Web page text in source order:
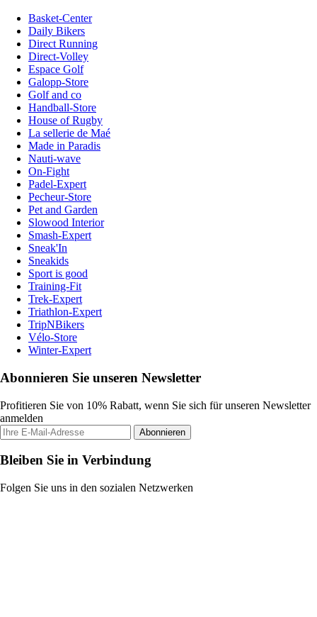
Basket-Center
Daily Bikers
Direct Running
Direct-Volley
Espace Golf
Galopp-Store
Golf and co
Handball-Store
House of Rugby
La sellerie de Maé
Made in Paradis
Nauti-wave
On-Fight
Padel-Expert
Pecheur-Store
Pet and Garden
Slowood Interior
Smash-Expert
Sneak'In
Sneakids
Sport is good
Training-Fit
Trek-Expert
Triathlon-Expert
TripNBikers
Vélo-Store
Winter-Expert
Abonnieren Sie unseren Newsletter
Profitieren Sie von 10% Rabatt, wenn Sie sich für unseren Newsletter
anmelden
Abonnieren
Bleiben Sie in Verbindung
Folgen Sie uns in den sozialen Netzwerken